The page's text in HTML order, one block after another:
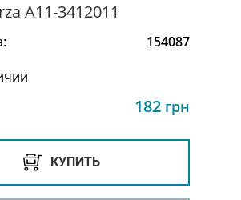
A11-3412011
154087
182 грн
КУПИТЬ